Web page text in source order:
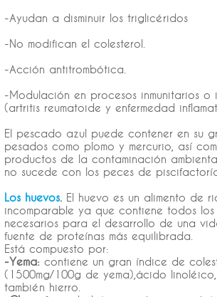
-Ayudan a disminuir los triglicéridos
-No modifican el colesterol.
-Acción antitrombótica.
-Modulación en procesos inmunitarios o
(artritis reumatoide y enfermedad
El pescado azul puede contener en su
pesados como plomo y mercurio, así
productos de la contaminación
no sucede con los peces de
Los huevos. El huevo es un alimento de
incomparable ya que contiene todos los
necesarios para el desarrollo de una
fuente de proteínas más equilibrada.
Está compuesto por:
-Yema: contiene un gran índice de
(1500mg/100g de yema),ácido linoléico,
también hierro.